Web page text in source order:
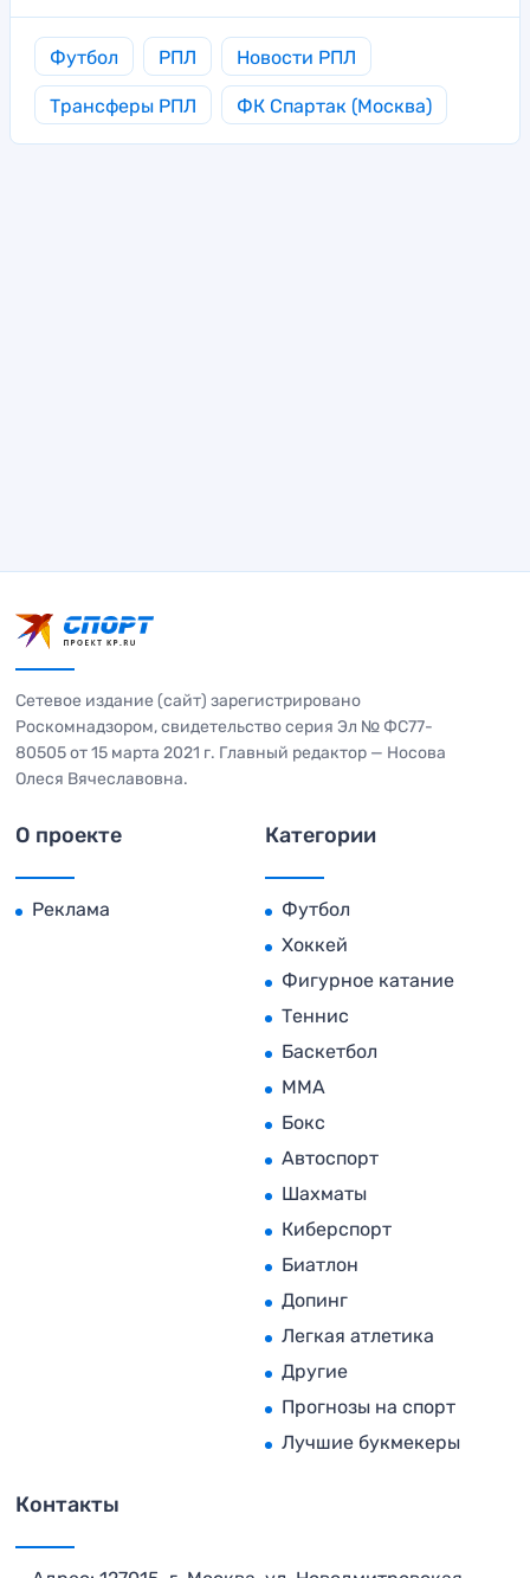
Футбол РПЛ Новости РПЛ
Трансферы РПЛ ФК Спартак (Москва)
Сетевое издание (сайт) зарегистрировано
Роскомнадзором, свидетельство серия Эл № ФС77-
80505 от 15 марта 2021 г. Главный редактор — Носова
Олеся Вячеславовна.
О проекте
Реклама
Категории
Футбол
Хоккей
Фигурное катание
Теннис
Баскетбол
MMA
Бокс
Автоспорт
Шахматы
Киберспорт
Биатлон
Допинг
Легкая атлетика
Другие
Прогнозы на спорт
Лучшие букмекеры
Контакты